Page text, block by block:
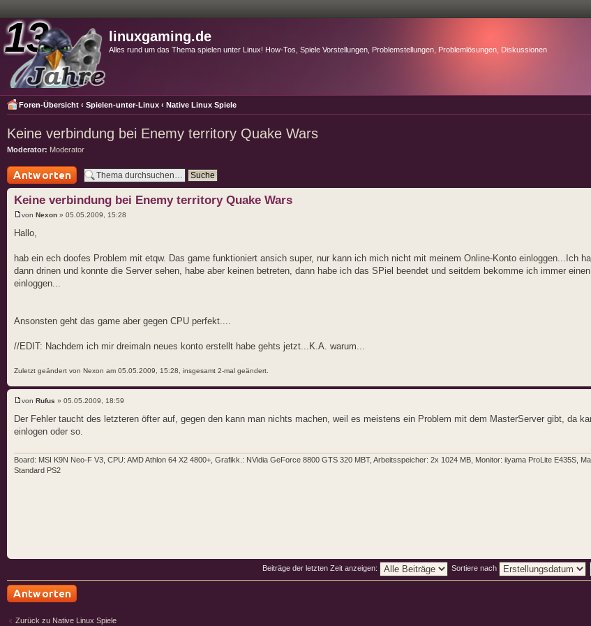
linuxgaming.de
Alles rund um das Thema spielen unter Linux! How-Tos, Spiele Vorstellungen, Problemstellungen, Problemlösungen, Diskussionen
Foren-Übersicht ‹ Spielen-unter-Linux ‹ Native Linux Spiele
Keine verbindung bei Enemy territory Quake Wars
Moderator: Moderator
Antwort schreiben
Keine verbindung bei Enemy territory Quake Wars
von Nexon » 05.05.2009, 15:28
Hallo,
hab ein ech doofes Problem mit etqw. Das game funktioniert ansich super, nur kann ich mich nicht mit meinem Online-Konto einloggen...Ich
dann drinen und konnte die Server sehen, habe aber keinen betreten, dann habe ich das SPiel beendet und seitdem bekomme ich immer
einloggen...
Ansonsten geht das game aber gegen CPU perfekt....
//EDIT: Nachdem ich mir dreimaln neues konto erstellt habe gehts jetzt...K.A. warum...
Zuletzt geändert von Nexon am 05.05.2009, 15:28, insgesamt 2-mal geändert.
von Rufus » 05.05.2009, 18:59
Der Fehler taucht des letzteren öfter auf, gegen den kann man nichts machen, weil es meistens ein Problem mit dem MasterServer gibt, da
einlogen oder so.
Board: MSI K9N Neo-F V3, CPU: AMD Athlon 64 X2 4800+, Grafikk.: NVidia GeForce 8800 GTS 320 MBT, Arbeitsspeicher: 2x 1024 MB, Monitor: iiyama ProLite E435S,
Standard PS2
Beiträge der letzten Zeit anzeigen: Sortiere nach
Zurück zu Native Linux Spiele